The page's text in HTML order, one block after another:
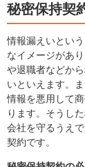
秘密保持契
情報漏えいとい
なイメージがあ
や退職者などか
いといえます。
情報を悪用して
ります。そうし
会社を守るうえ
契約です。